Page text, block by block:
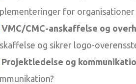
for organisationer
VMC/CMC-anskaffelse og
og sikrer logo-
Projektledelse og